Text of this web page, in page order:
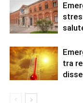
tra